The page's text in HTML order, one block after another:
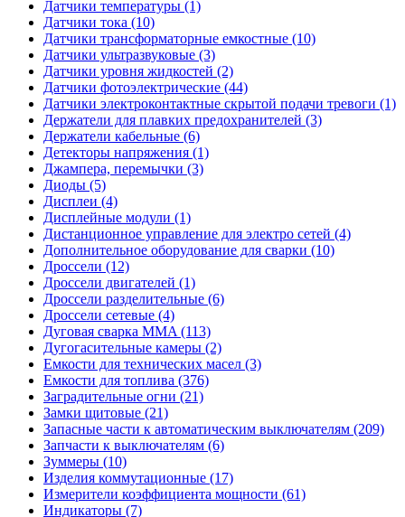
Датчики температуры (1)
Датчики тока (10)
Датчики трансформаторные емкостные (10)
Датчики ультразвуковые (3)
Датчики уровня жидкостей (2)
Датчики фотоэлектрические (44)
Датчики электроконтактные скрытой подачи тревоги (1)
Держатели для плавких предохранителей (3)
Держатели кабельные (6)
Детекторы напряжения (1)
Джампера, перемычки (3)
Диоды (5)
Дисплеи (4)
Дисплейные модули (1)
Дистанционное управление для электро сетей (4)
Дополнительное оборудование для сварки (10)
Дроссели (12)
Дроссели двигателей (1)
Дроссели разделительные (6)
Дроссели сетевые (4)
Дуговая сварка MMA (113)
Дугогасительные камеры (2)
Емкости для технических масел (3)
Емкости для топлива (376)
Заградительные огни (21)
Замки щитовые (21)
Запасные части к автоматическим выключателям (209)
Запчасти к выключателям (6)
Зуммеры (10)
Изделия коммутационные (17)
Измерители коэффициента мощности (61)
Индикаторы (7)